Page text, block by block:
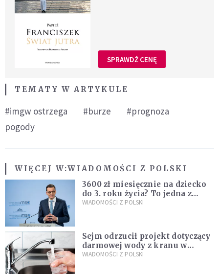
SPRAWDŹ CENĘ
TEMATY W ARTYKULE
#imgw ostrzega #burze
#prognoza
pogody
WIĘCEJ W:WIADOMOŚCI Z POLSKI
3600 zł miesięcznie na dziecko
do 3. roku życia? To jedna z
propozycji programu "Rozwój
WIADOMOŚCI Z POLSKI
Sejm odrzucił projekt dotyczący
darmowej wody z kranu w
restauracjach
WIADOMOŚCI Z POLSKI